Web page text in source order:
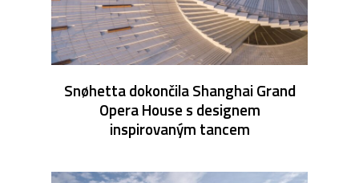
Snøhetta dokončila Shanghai Grand
Opera House s designem
inspirovaným tancem